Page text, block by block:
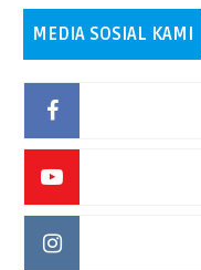
MEDIA SOSIAL KAMI